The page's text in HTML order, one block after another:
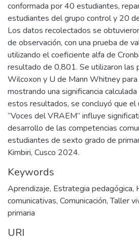
conformada por 40 estudiantes,
estudiantes del grupo control y 20
Los datos recolectados se
de observación, con una prueba de
utilizando el coeficiente alfa de
resultado de 0,801. Se utilizaron las
Wilcoxon y U de Mann Whitney
mostrando una significancia
estos resultados, se concluyó que
“Voces del VRAEM” influye
desarrollo de las competencias
estudiantes de sexto grado de
Kimbiri, Cusco 2024.
Keywords
Aprendizaje, Estrategia pedagógica,
comunicativas, Comunicación,Taller
primaria
URI